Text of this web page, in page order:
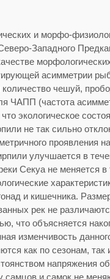
и морфо-
Западного
асимметрии
чешуй,
ЧАПП (частота
экологическое
не так сильно
проявления
улучшается в
Секуа не меняется в
и кишечника.
рек не
что объясняется
изменчивость
как по сезонам, так
напряжения